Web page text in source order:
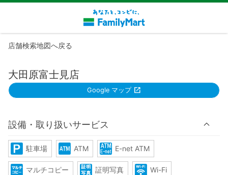
店舗検索地図へ戻る
大田原富士見店
Google マップ
設備・取り扱いサービス
駐車場 ATM E-net ATM
マルチコピー 証明写真 Wi-Fi